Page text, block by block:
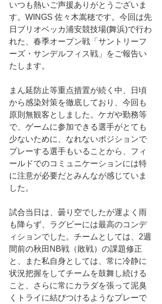
いつも熱いご声援ありがとうございま
す。WINGS 佐々木嵩穂です。今回は先
日ブリオベッカ浦安競技場(舞浜)で行わ
れた、春季オープン戦「サントリーフ
ーズ・サンデルフィス戦」をご報告い
たします。
まん延防止等重点措置が続く中、日頃
から感染対策を徹底しており、今回も
原則無観客としました。ケガや勤務等
で、ゲームに参加できる選手がとても
少ないために、なれないポジションで
プレーする選手もいることから、フィ
ールドでのコミュニケーションには特
に注意が必要だとみんなが感じていま
した。
試合当日は、曇り空でしたが運よく雨
も降らず、ラグビーには最高のコンデ
ィションでした。チームとしては、2週
間前の秋田NB戦（敗戦）の課題修正
と、また私自身としては、常に冷静に
状況把握をしてチームを鼓舞し続ける
こと、さらに常にカラダを張って泥臭
くトライに結びつけるようなプレーで